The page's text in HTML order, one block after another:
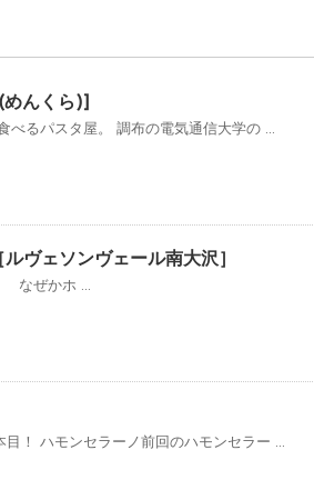
んくら)]
べるパスタ屋。 調布の電気通信大学の ...
ヴェソンヴェール南大沢］
なぜかホ ...
！ ハモンセラーノ前回のハモンセラー ...